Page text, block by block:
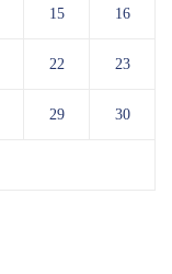
15 16
22 23
29 30